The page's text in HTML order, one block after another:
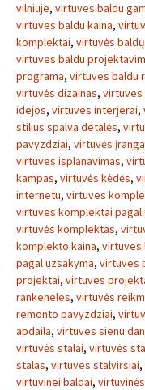
vilniuje, virtuves baldu
virtuves baldu kaina,
komplektai, virtuvės
virtuves baldu
programa, virtuves baldu
virtuvės dizainas, virtuves
idejos, virtuves interjerai,
stilius spalva detalės,
pavyzdziai, virtuvės įranga
virtuves isplanavimas,
kampas, virtuvės kėdės,
internetu, virtuves
virtuves komplektai pagal
virtuvės komplektas,
komplekto kaina, virtuves
pagal uzsakyma, virtuves
projektai, virtuves
rankeneles, virtuvės
remonto pavyzdziai,
apdaila, virtuves sienu
virtuvės stalai, virtuvės
stalas, virtuves stalvirsiai,
virtuvinei baldai,